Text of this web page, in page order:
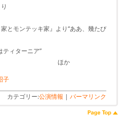
とモンテッキ家』より“ああ、幾たび
はティターニア”
子
カテゴリー:公演情報 | パーマリンク